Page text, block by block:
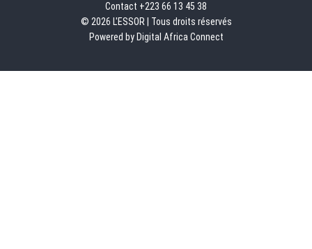
Contact +223 66 13 45 38
© 2026 L'ESSOR | Tous droits réservés
Powered by Digital Africa Connect